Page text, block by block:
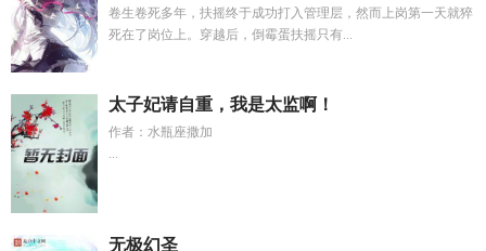
卷生卷死多年，扶摇终于成功打入管理层，然而上岗第一天就猝
死在了岗位上。穿越后，倒霉蛋扶摇只有...
太子妃请自重，我是太监啊！
作者：水瓶座撒加
...
无极幻圣